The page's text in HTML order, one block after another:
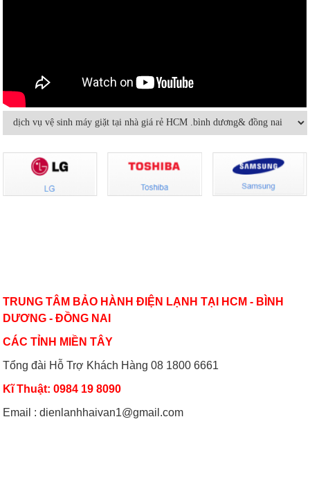
Bảo dưỡng điều hoà và những điều
cần lưu ý
Dùng máy lạnh điều hòa thế nào để
không hại sức khỏe
Có nên bật/tắt máy lạnh liên tục để
tiết kiệm điện?
Hướng dẫn sử dụng điều hòa đúng
cách mùa nóng cao điểma
TRUNG TÂM BẢO HÀNH ĐIỆN LẠNH TẠI HCM - BÌNH
DƯƠNG - ĐỒNG NAI
CÁC TỈNH MIỀN TÂY
Tổng đài Hỗ Trợ Khách Hàng 08 1800 6661
Kĩ Thuật: 0984 19 8090
Email : dienlanhhaivan1@gmail.com